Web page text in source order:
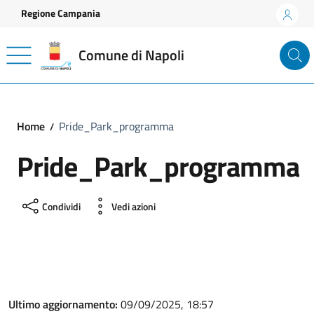
Vai ai contenuti
Vai al footer
Regione Campania
Comune di Napoli
Home Pride_Park_programma
Pride_Park_programma
Condividi Vedi azioni
Ultimo aggiornamento: 09/09/2025, 18:57